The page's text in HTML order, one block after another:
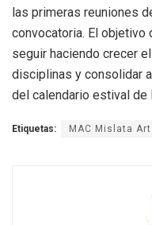
las primeras reuniones
convocatoria. El objetivo
seguir haciendo crecer
disciplinas y consolidar
del calendario estival de
Etiquetas: MAC Mislata